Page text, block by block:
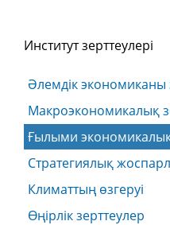
Институт зерттеулері
Әлемдік экономиканы
Макроэкономикалық
Ғылыми
Стратегиялық
Климаттың өзгеруі
Өңірлік зерттеулер